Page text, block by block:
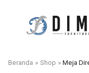
Beranda » Shop » Meja